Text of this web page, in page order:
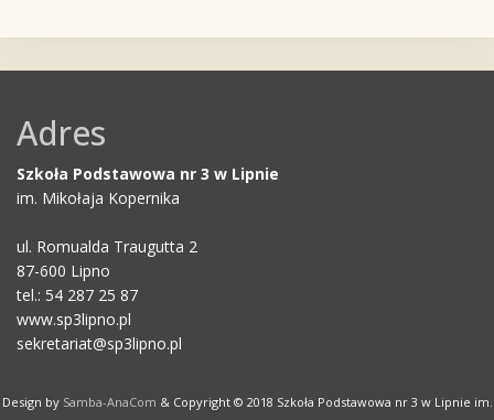
Adres
Szkoła Podstawowa nr 3 w Lipnie
im. Mikołaja Kopernika
ul. Romualda Traugutta 2
87-600 Lipno
tel.: 54 287 25 87
www.sp3lipno.pl
sekretariat@sp3lipno.pl
Design by Samba-AnaCom & Copyright © 2018 Szkoła Podstawowa nr 3 w Lipnie im.